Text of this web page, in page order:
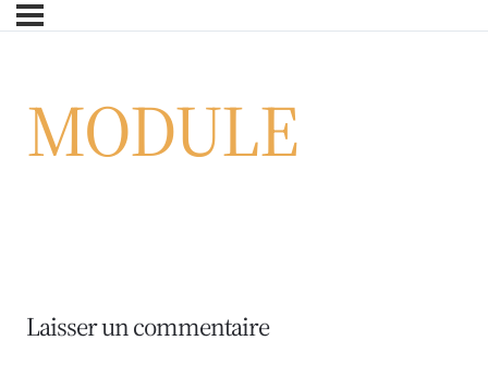
Skip
contentMODULE
Laisser un commentaire